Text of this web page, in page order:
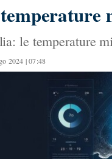
le temperature
2024 | 07:48